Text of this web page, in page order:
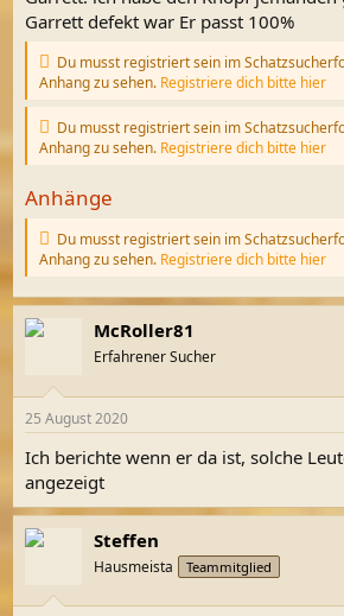
Garrett defekt war Er passt 100%
Du musst registriert sein im
Anhang zu sehen. Registriere dich bitte hier
Du musst registriert sein im
Anhang zu sehen. Registriere dich bitte hier
Anhänge
Du musst registriert sein im
Anhang zu sehen. Registriere dich bitte hier
McRoller81
Erfahrener Sucher
25 August 2020
Ich berichte wenn er da ist, solche
angezeigt
Steffen
Hausmeista Teammitglied